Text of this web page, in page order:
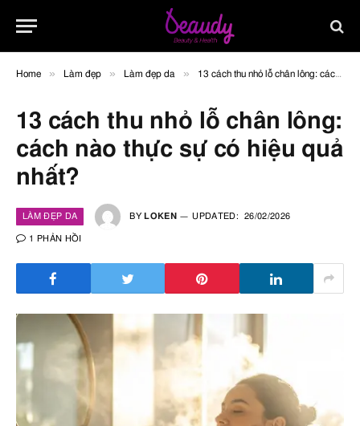
Home » Làm đẹp » Làm đẹp da » 13 cách thu nhỏ lỗ chân lông: cách nào thực sự có hiệu quả nhất?
13 cách thu nhỏ lỗ chân lông:
cách nào thực sự có hiệu quả
nhất?
LÀM ĐẸP DA BY LOKEN UPDATED: 26/02/2026
1 PHẢN HỒI